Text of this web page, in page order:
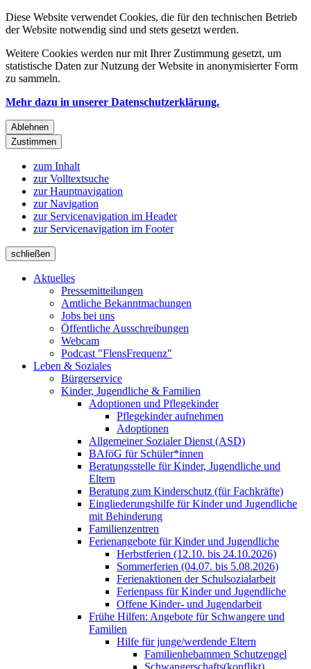
Diese Website verwendet Cookies, die für den technischen Betrieb
der Website notwendig sind und stets gesetzt werden.
Weitere Cookies werden nur mit Ihrer Zustimmung gesetzt, um
statistische Daten zur Nutzung der Website in anonymisierter Form
zu sammeln.
Mehr dazu in unserer Datenschutzerklärung.
Ablehnen
Zustimmen
zum Inhalt
zur Volltextsuche
zur Hauptnavigation
zur Navigation
zur Servicenavigation im Header
zur Servicenavigation im Footer
schließen
Aktuelles
Pressemitteilungen
Amtliche Bekanntmachungen
Jobs bei uns
Öffentliche Ausschreibungen
Webcam
Podcast "FlensFrequenz"
Leben & Soziales
Bürgerservice
Kinder, Jugendliche & Familien
Adoptionen und Pflegekinder
Pflegekinder aufnehmen
Adoptionen
Allgemeiner Sozialer Dienst (ASD)
BAföG für Schüler*innen
Beratungsstelle für Kinder, Jugendliche und
Eltern
Beratung zum Kinderschutz (für Fachkräfte)
Eingliederungshilfe für Kinder und Jugendliche
mit Behinderung
Familienzentren
Ferienangebote für Kinder und Jugendliche
Herbstferien (12.10. bis 24.10.2026)
Sommerferien (04.07. bis 5.08.2026)
Ferienaktionen der Schulsozialarbeit
Ferienpass für Kinder und Jugendliche
Offene Kinder- und Jugendarbeit
Frühe Hilfen: Angebote für Schwangere und
Familien
Hilfe für junge/werdende Eltern
Familienhebammen Schutzengel
Schwangerschafts(konflikt)